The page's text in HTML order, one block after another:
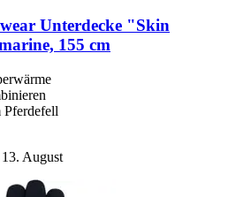
Unterdecke "Skin
155 cm
Pferdefell
August